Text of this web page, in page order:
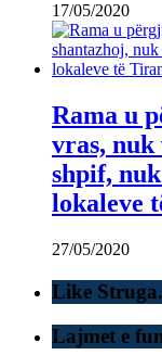
17/05/2020
Rama u
vras, nuk
shpif,
lokaleve
27/05/2020
Like
Lajmet e